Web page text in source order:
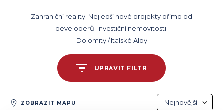
Zahraniční reality. Nejlepší nové projekty přímo od
developerů. Investiční nemovitosti.
Dolomity / Italské Alpy
UPRAVIT FILTR
ZOBRAZIT MAPU
Nejnovější